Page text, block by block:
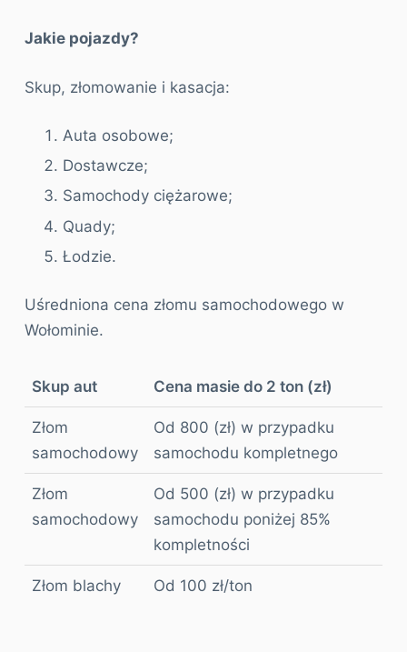
Jakie pojazdy?
Skup, złomowanie i kasacja:
Auta osobowe;
Dostawcze;
Samochody ciężarowe;
Quady;
Łodzie.
Uśredniona cena złomu samochodowego w
Wołominie.
Skup aut Cena masie do 2 ton (zł)
Złom
samochodowy
Od 800 (zł) w przypadku
samochodu kompletnego
Złom
samochodowy
Od 500 (zł) w przypadku
samochodu poniżej 85%
kompletności
Złom blachy Od 100 zł/ton